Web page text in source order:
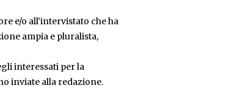
e/o all'intervistato che ha
ampia e pluralista,
interessati per la
inviate alla redazione.